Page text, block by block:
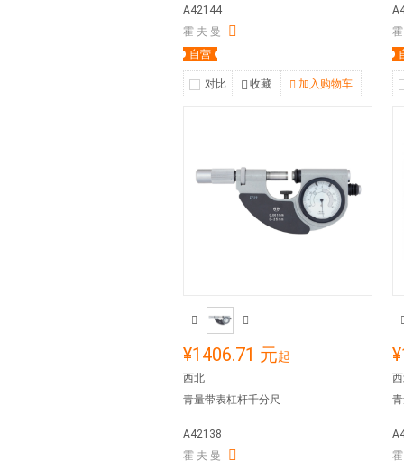
A42144
霍 夫 曼
自营
对比 收藏 加入购物车
¥1406.71 元起
西北
青量带表杠杆千分尺
A42138
霍 夫 曼